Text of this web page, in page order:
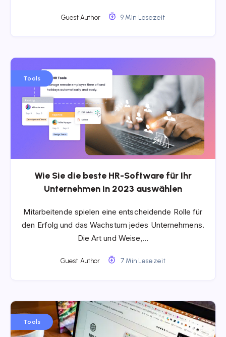
Guest Author 9 Min Lesezeit
Tools
Wie Sie die beste HR-Software für Ihr
Unternehmen in 2023 auswählen
Mitarbeitende spielen eine entscheidende Rolle für
den Erfolg und das Wachstum jedes Unternehmens.
Die Art und Weise,…
Guest Author 7 Min Lesezeit
Tools